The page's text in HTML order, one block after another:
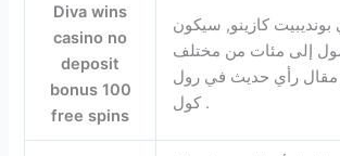
Diva wins
casino no
deposit
bonus 100
free spins
كازينو, سيكون
إلى مئات من مختلف
رأي حديث في رول
كول .